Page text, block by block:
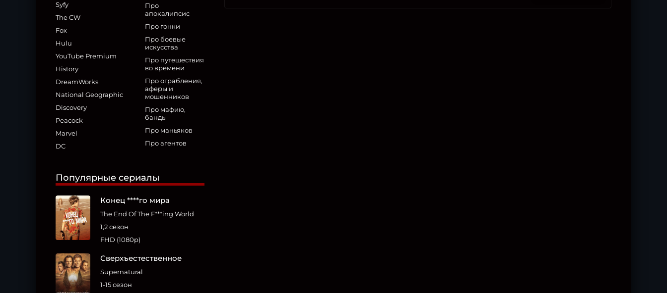
Syfy
The CW
Fox
Hulu
YouTube Premium
History
DreamWorks
National Geographic
Discovery
Peacock
Marvel
DC
Про
апокалипсис
Про гонки
Про боевые
искусства
Про путешествия
во времени
Про ограбления,
аферы и
мошенников
Про мафию,
банды
Про маньяков
Про агентов
Популярные сериалы
Конец ****го мира
The End Of The F***ing World
1,2 сезон
FHD (1080p)
Сверхъестественное
Supernatural
1-15 сезон